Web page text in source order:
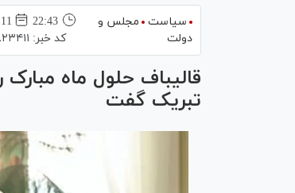
سیاست
مجلس و
دولت
22:43
11 اسفند 1403
کد خبر:
قالیباف حلول ماه
تبریک گفت